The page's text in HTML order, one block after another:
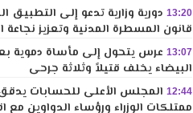
13:20 دورية وزارية تدعو إلى التطبيق
قانون المسطرة المدنية وتعزيز نجاعة
13:07 عرس يتحول إلى مأساة دموية
البيضاء يخلف قتيلاً وثلاثة جرحى
12:44 المجلس الأعلى للحسابات
ممتلكات الوزراء ورؤساء الدواوين مع